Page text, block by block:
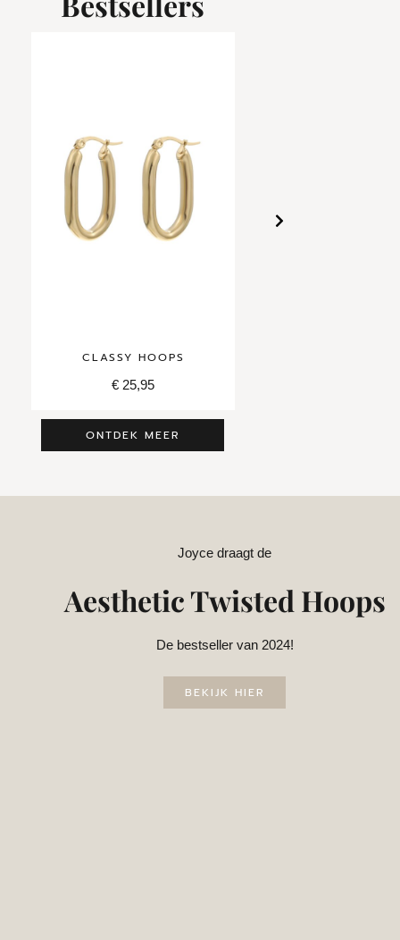
CLASSY HOOPS
€ 25,95
ONTDEK MEER
Joyce draagt de
Aesthetic Twisted Hoops
De bestseller van 2024!
BEKIJK HIER